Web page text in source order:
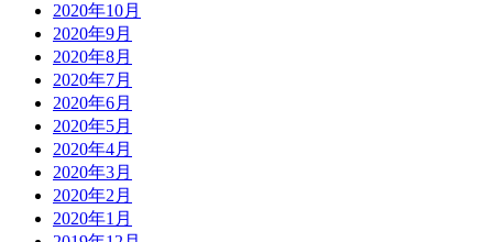
2020年10月
2020年9月
2020年8月
2020年7月
2020年6月
2020年5月
2020年4月
2020年3月
2020年2月
2020年1月